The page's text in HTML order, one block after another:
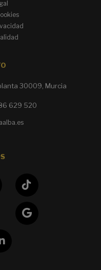
30009, Murcia
629 520